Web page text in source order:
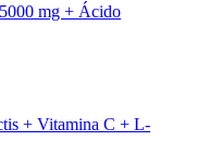
mg + Ácido
+ Vitamina C + L-